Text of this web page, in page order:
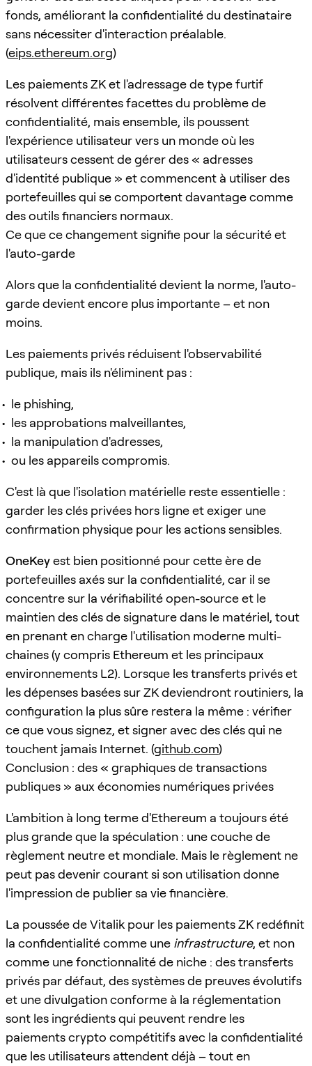
fonds, améliorant la confidentialité du destinataire
sans nécessiter d'interaction préalable.
(eips.ethereum.org)
Les paiements ZK et l'adressage de type furtif
résolvent différentes facettes du problème de
confidentialité, mais ensemble, ils poussent
l'expérience utilisateur vers un monde où les
utilisateurs cessent de gérer des « adresses
d'identité publique » et commencent à utiliser des
portefeuilles qui se comportent davantage comme
des outils financiers normaux.
Ce que ce changement signifie pour la sécurité et
l'auto-garde
Alors que la confidentialité devient la norme, l'auto-
garde devient encore plus importante – et non
moins.
Les paiements privés réduisent l'observabilité
publique, mais ils n'éliminent pas :
le phishing,
les approbations malveillantes,
la manipulation d'adresses,
ou les appareils compromis.
C'est là que l'isolation matérielle reste essentielle :
garder les clés privées hors ligne et exiger une
confirmation physique pour les actions sensibles.
OneKeyest bien positionné pour cette ère de
portefeuilles axés sur la confidentialité, car il se
concentre sur la vérifiabilité open-source et le
maintien des clés de signature dans le matériel, tout
en prenant en charge l'utilisation moderne multi-
chaines (y compris Ethereum et les principaux
environnements L2). Lorsque les transferts privés et
les dépenses basées sur ZK deviendront routiniers, la
configuration la plus sûre restera la même : vérifier
ce que vous signez, et signer avec des clés qui ne
touchent jamais Internet. (github.com)
Conclusion : des « graphiques de transactions
publiques » aux économies numériques privées
L'ambition à long terme d'Ethereum a toujours été
plus grande que la spéculation : une couche de
règlement neutre et mondiale. Mais le règlement ne
peut pas devenir courant si son utilisation donne
l'impression de publier sa vie financière.
La poussée de Vitalik pour les paiements ZK redéfinit
la confidentialité comme une infrastructure, et non
comme une fonctionnalité de niche : des transferts
privés par défaut, des systèmes de preuves évolutifs
et une divulgation conforme à la réglementation
sont les ingrédients qui peuvent rendre les
paiements crypto compétitifs avec la confidentialité
que les utilisateurs attendent déjà – tout en